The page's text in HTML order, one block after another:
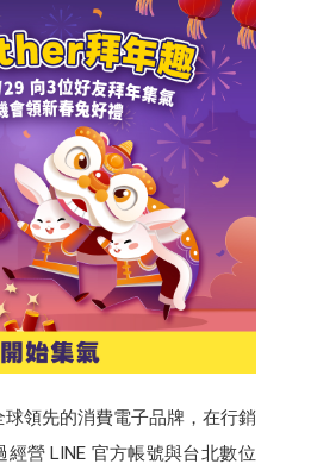
領先的消費電子品牌，在行銷
營 LINE 官方帳號與台北數位